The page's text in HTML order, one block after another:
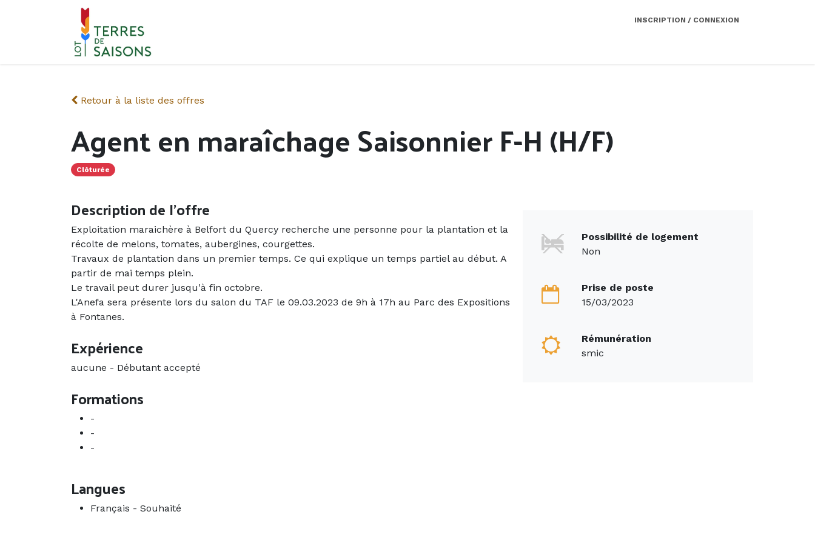
Se rendre au contenu
INSCRIPTION / CONNEXION
Retour à la liste des offres
Agent en maraîchage Saisonnier F-H (H/F)
Clôturée
Description de l'offre
Exploitation maraichère à Belfort du Quercy recherche une personne pour la plantation et la
récolte de melons, tomates, aubergines, courgettes.
Travaux de plantation dans un premier temps. Ce qui explique un temps partiel au début. A
partir de mai temps plein.
Le travail peut durer jusqu'à fin octobre.
L'Anefa sera présente lors du salon du TAF le 09.03.2023 de 9h à 17h au Parc des Expositions
à Fontanes.
Expérience
aucune - Débutant accepté
Formations
-
-
-
Langues
Français - Souhaité
Possibilité de logement
Non
Prise de poste
15/03/2023
Rémunération
smic